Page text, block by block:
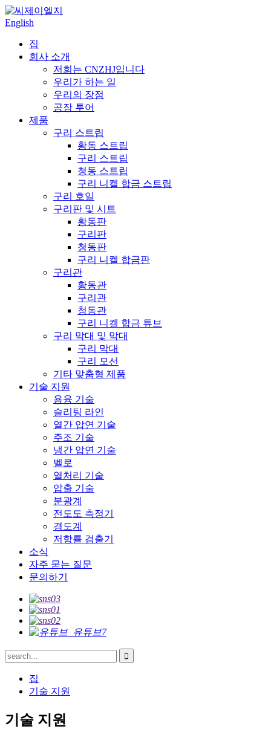
English
집
회사 소개
저희는 CNZHJ입니다
우리가 하는 일
우리의 장점
공장 투어
제품
구리 스트립
황동 스트립
구리 스트립
청동 스트립
구리 니켈 합금 스트립
구리 호일
구리판 및 시트
황동판
구리판
청동판
구리 니켈 합금판
구리관
황동관
구리관
청동관
구리 니켈 합금 튜브
구리 막대 및 막대
구리 막대
구리 모선
기타 맞춤형 제품
기술 지원
용융 기술
슬리팅 라인
열간 압연 기술
주조 기술
냉간 압연 기술
벨로
열처리 기술
압출 기술
분광계
전도도 측정기
경도계
저항률 검출기
소식
자주 묻는 질문
문의하기
집
기술 지원
기술 지원